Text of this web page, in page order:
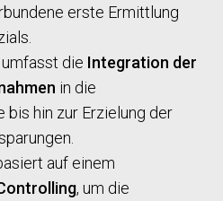
erste Ermittlung
die Integration der
in die
bis hin zur Erzielung der
auf einem
, um die